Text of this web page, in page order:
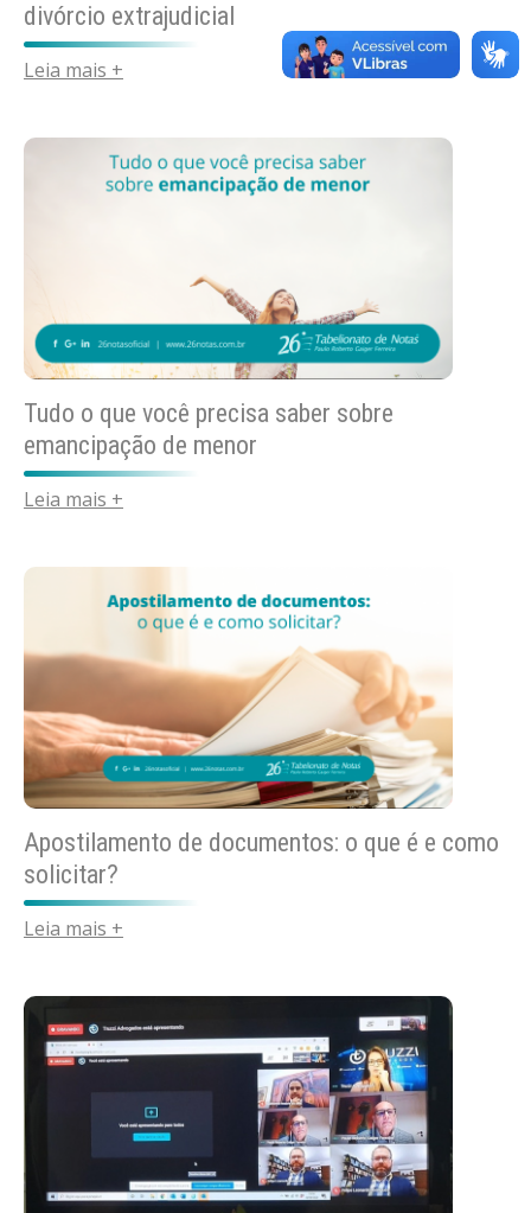
divórcio extrajudicial
Leia mais +
Tudo o que você precisa saber sobre
emancipação de menor
Leia mais +
Apostilamento de documentos: o que é e como
solicitar?
Leia mais +